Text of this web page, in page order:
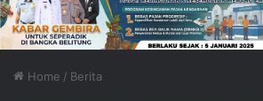
Home / Berita